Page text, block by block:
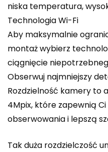
niska temperatura,
Technologia Wi-Fi
Aby maksymalnie
montaż wybierz
ciągnięcie
Obserwuj najmniejszy
Rozdzielność kamery to
4Mpix, które zapewnią
obserwowania i lepszą
Tak duża rozdzielczość